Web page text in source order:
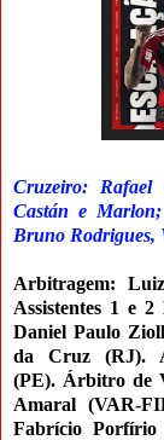
Cruzeiro:
Castán e
Bruno Rodrigues,
Arbitragem:
Assistentes 1 e
Daniel Paulo
da Cruz (RJ).
(PE). Árbitro de
Amaral (VAR-
Fabrício